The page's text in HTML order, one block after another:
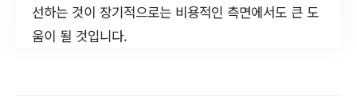
선하는 것이 장기적으로는 비용적인 측면에서도 큰 도
움이 될 것입니다.